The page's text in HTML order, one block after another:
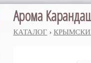
Арома
КАТАЛОГ ›